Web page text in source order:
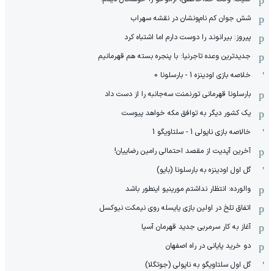
شش جوان کم نام‌و‌نشان در نقشه سهراب
پیروز: بیرانوند را دوست دارم اما اشتباه کرد
جدیدترین وعده تاجرنیا: با پنجره بسته هم قهرمانیم
خلاصه بازی اودینزه 1 - بارسلونا 0
بارسلونا قهرمانی تورنمنت سه‌جانبه را از دست داد
یک کشور دیگر به توافق مکه خواهد پیوست
خالاصه بازی ناپولی 1 - سلتاویگو 1
آخرین آپدیت از مقصد احتمالی رامین رضاییان!
گل اول اودینزه به بارسلونا (بایو)
والورده: انتظار نداشتم مورینیو اینطور باشد
اتفاق تلخ در اولین بازی یایسله روی نیمکت نیوکسل
آغاز به کار سرمربی جدید قهرمان آسیا
دو خرید پایانی در راه اصفهان
گل اول سلتاویگو به ناپولی (جوتگلا)